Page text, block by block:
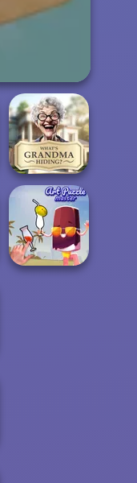
What Is Grandma
Hiding